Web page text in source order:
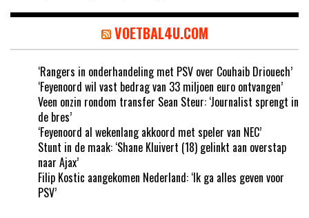
VOETBAL4U.COM
‘Rangers in onderhandeling met PSV over Couhaib Driouech’
‘Feyenoord wil vast bedrag van 33 miljoen euro ontvangen’
Veen onzin rondom transfer Sean Steur: ‘Journalist sprengt in
de bres’
‘Feyenoord al wekenlang akkoord met speler van NEC’
Stunt in de maak: ‘Shane Kluivert (18) gelinkt aan overstap
naar Ajax’
Filip Kostic aangekomen Nederland: ‘Ik ga alles geven voor
PSV’